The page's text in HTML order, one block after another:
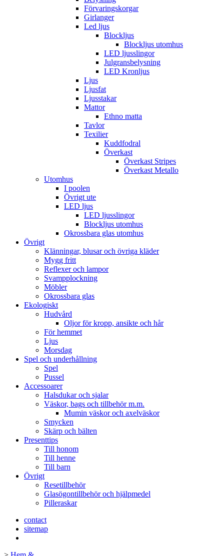
Förvaringskorgar
Girlanger
Led ljus
Blockljus
Blockljus utomhus
LED ljusslingor
Julgransbelysning
LED Kronljus
Ljus
Ljusfat
Ljusstakar
Mattor
Ethno matta
Tavlor
Texilier
Kuddfodral
Överkast
Överkast Stripes
Överkast Metallo
Utomhus
I poolen
Övrigt ute
LED ljus
LED ljusslingor
Blockljus utomhus
Okrossbara glas utomhus
Övrigt
Klänningar, blusar och övriga kläder
Mygg fritt
Reflexer och lampor
Svampplockning
Möbler
Okrossbara glas
Ekologiskt
Hudvård
Oljor för kropp, ansikte och hår
För hemmet
Ljus
Morsdag
Spel och underhållning
Spel
Pussel
Accessoarer
Halsdukar och sjalar
Väskor, bags och tillbehör m.m.
Mumin väskor och axelväskor
Smycken
Skärp och bälten
Presenttips
Till honom
Till henne
Till barn
Övrigt
Resetillbehör
Glasögontillbehör och hjälpmedel
Pilleraskar
contact
sitemap